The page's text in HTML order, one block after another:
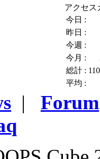
アクセス
今日 :
昨日 :
今週 :
今月 :
総計 :
平均 :
| Forum